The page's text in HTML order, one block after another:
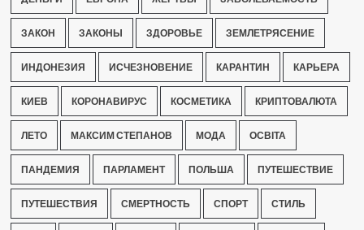
ЗАКОН ЗАКОНЫ ЗДОРОВЬЕ ЗЕМЛЕТРЯСЕНИЕ
ИНДОНЕЗИЯ ИСЧЕЗНОВЕНИЕ КАРАНТИН КАРЬЕРА
КИЕВ КОРОНАВИРУС КОСМЕТИКА КРИПТОВАЛЮТА
ЛЕТО МАКСИМ СТЕПАНОВ МОДА ОСВІТА
ПАНДЕМИЯ ПАРЛАМЕНТ ПОЛЬША ПУТЕШЕСТВИЕ
ПУТЕШЕСТВИЯ СМЕРТНОСТЬ СПОРТ СТИЛЬ